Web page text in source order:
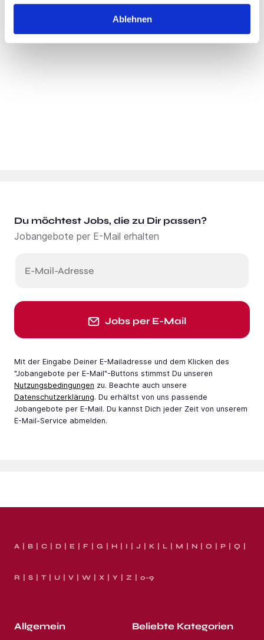
Ablehnen
Standort:Kassel
Du möchtest Jobs, die zu Dir passen?
Jobangebote per E-Mail erhalten
E-Mail-Adresse
Jobs per E-Mail
Mit der Eingabe Deiner E-Mail­adresse und dem Klicken des
"Jobangebote per E-Mail"-Buttons stimmst Du unseren
Nutzungsbedingungen zu. Beachte auch unsere
Datenschutzerklärung. Du erhältst von uns passende
Jobangebote per E-Mail. Du kannst Dich jeder Zeit von unserem
E-Mail-Service abmelden.
A B C D E F G H I J K L M N O P Q
R S T U V W X Y Z 0-9
Allgemein Beliebte Kategorien